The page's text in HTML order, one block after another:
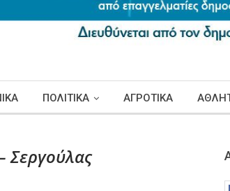
ΠΟΛΙΤΙΚΑ ΑΓΡΟΤΙΚΑ
Σεργούλας